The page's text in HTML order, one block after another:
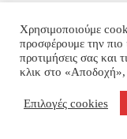
© MELETI
Χρησιμοποιούμε
προσφέρουμε την πιο
προτιμήσεις σας και
κλικ στο
Επιλογές cookies